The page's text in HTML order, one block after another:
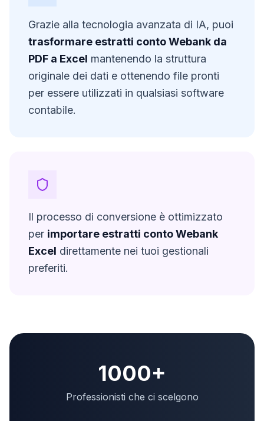
Grazie alla tecnologia avanzata di IA, puoi
trasformare estratti contoWebank da
PDF a Excel mantenendo la struttura
originale dei dati e ottenendo file pronti
per essere utilizzati in qualsiasi software
contabile.
Il processo di conversione è ottimizzato
per importare estratti contoWebank
Excel direttamente nei tuoi gestionali
preferiti.
1000+
Professionisti che ci scelgono